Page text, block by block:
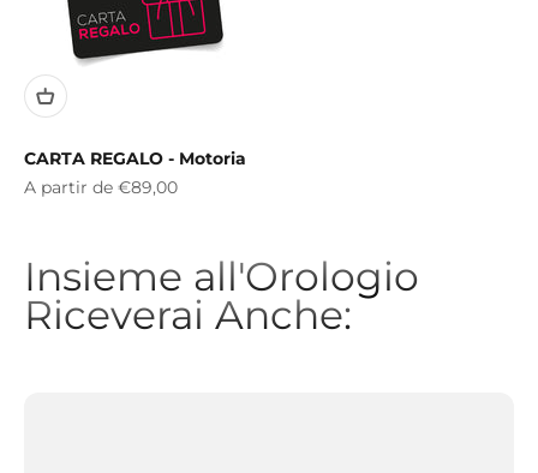
CARTA REGALO - Motoria
Prix de vente
A partir de €89,00
Insieme all'Orologio
Riceverai Anche: